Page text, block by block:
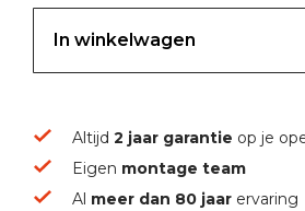
In winkelwagen
Altijd 2 jaar garantie op je
Eigen montage team
Al meer dan 80 jaar ervaring